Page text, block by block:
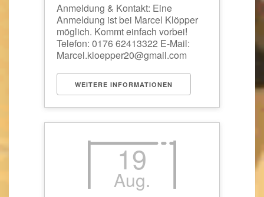
Anmeldung & Kontakt: Eine
Anmeldung ist bei Marcel Klöpper
möglich. Kommt einfach vorbei!
Telefon: 0176 62413322 E-Mail:
Marcel.kloepper20@gmail.com
WEITERE INFORMATIONEN
19
Aug.